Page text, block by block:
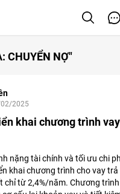
CHUYỂN NỢ"
2025
khai chương trình
nặng tài chính và tối ưu chi
khai chương trình cho vay trả
chỉ từ 2,4%/năm. Chương